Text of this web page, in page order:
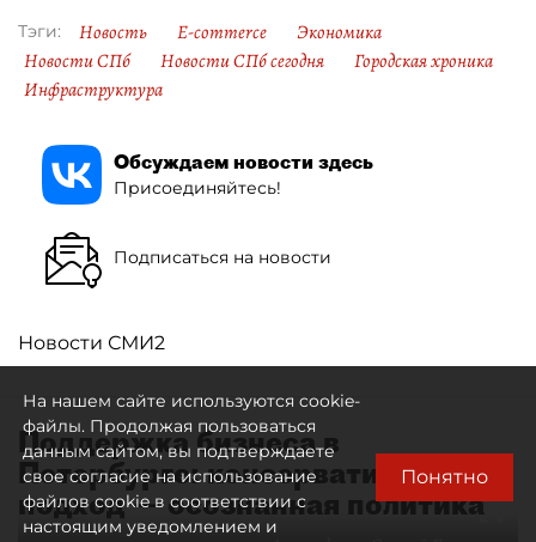
Тэги: Новость E-commerce
Экономика
Новости СПб
Новости СПб сегодня
Городская хроника
Инфраструктура
Обсуждаем новости здесь
Присоединяйтесь!
Подписаться на новости
Новости СМИ2
Поддержка бизнеса в
Петербурге: консервативный
подход — осознанная политика
На нашем сайте используются cookie-
файлы. Продолжая пользоваться
данным сайтом, вы подтверждаете
свое согласие на использование
файлов cookie в соответствии с
настоящим уведомлением и
Понятно